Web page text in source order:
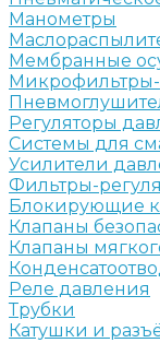
Манометры
Мембранные
Микрофильтры-
Регуляторы
Системы для
Усилители
Фильтры-
Блокирующие
Клапаны
Клапаны
Реле давления
Трубки
Катушки и